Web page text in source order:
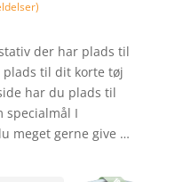
der har plads til
plads til dit korte tøj
har du plads til
specialmål I
meget gerne give …